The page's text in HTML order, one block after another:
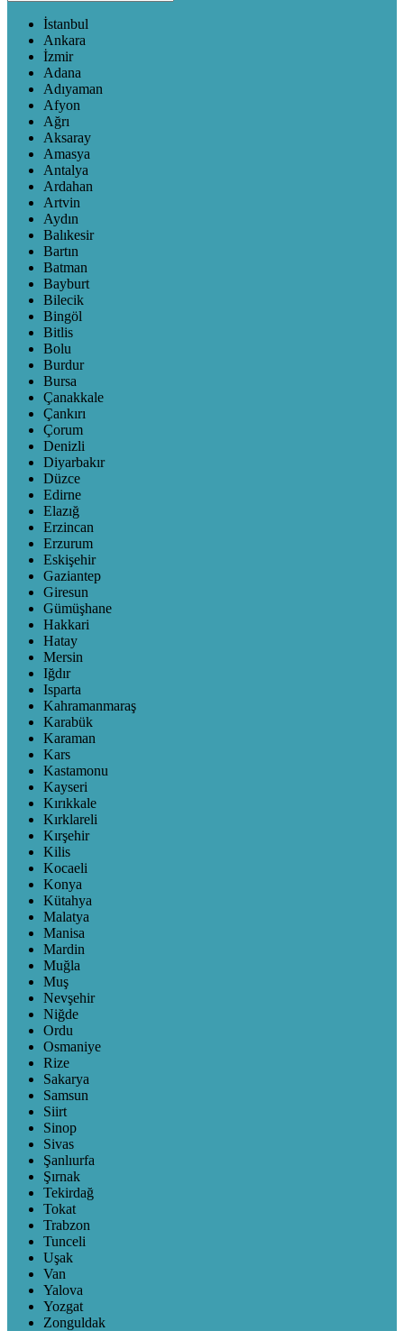
İstanbul
Ankara
İzmir
Adana
Adıyaman
Afyon
Ağrı
Aksaray
Amasya
Antalya
Ardahan
Artvin
Aydın
Balıkesir
Bartın
Batman
Bayburt
Bilecik
Bingöl
Bitlis
Bolu
Burdur
Bursa
Çanakkale
Çankırı
Çorum
Denizli
Diyarbakır
Düzce
Edirne
Elazığ
Erzincan
Erzurum
Eskişehir
Gaziantep
Giresun
Gümüşhane
Hakkari
Hatay
Mersin
Iğdır
Isparta
Kahramanmaraş
Karabük
Karaman
Kars
Kastamonu
Kayseri
Kırıkkale
Kırklareli
Kırşehir
Kilis
Kocaeli
Konya
Kütahya
Malatya
Manisa
Mardin
Muğla
Muş
Nevşehir
Niğde
Ordu
Osmaniye
Rize
Sakarya
Samsun
Siirt
Sinop
Sivas
Şanlıurfa
Şırnak
Tekirdağ
Tokat
Trabzon
Tunceli
Uşak
Van
Yalova
Yozgat
Zonguldak